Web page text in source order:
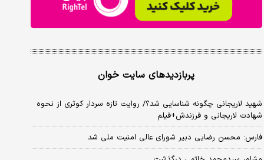
پربازدیدهای سایت خوان
شهید لاریجانی چگونه شناسایی شد؟/ روایت تازه سردار کوثری از نحوه
شهادت لاریجانی و فرزندش+فیلم
فارس: محسن رضایی دبیر شورای عالی امنیت ملی شد